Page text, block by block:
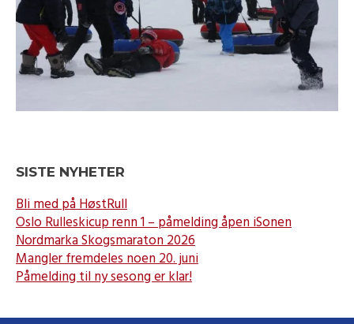
SISTE NYHETER
Bli med på HøstRull
Oslo Rulleskicup renn 1 – påmelding åpen iSonen
Nordmarka Skogsmaraton 2026
Mangler fremdeles noen 20. juni
Påmelding til ny sesong er klar!